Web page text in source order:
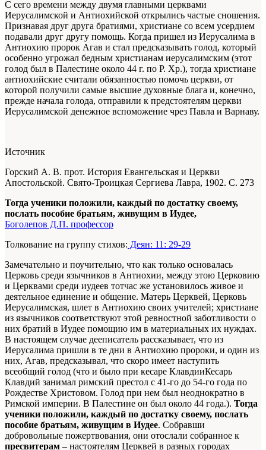
С сего времени между двумя главными церквами
Иерусалимской и Антиохийской открылись частые сношения.
Признавая друг друга братиями, христиане со всем усердием
подавали друг другу помощь. Когда пришел из Иерусалима в
Антиохию пророк Агав и стал предсказывать голод, который
особенно угрожал бедным христианам иерусалимским (этот
голод был в Палестине около 44 г. по Р. Хр.), тогда христиане
антиохийские считали обязанностью помочь церкви, от
которой получили самые высшие духовные блага и, конечно,
прежде начала голода, отправили к предстоятелям церкви
Иерусалимской денежное вспоможение чрез Павла и Варнаву.
Источник
Горский А. В. прот. История Евангельская и Церкви
Апостольской. Свято-Троицкая Сергиева Лавра, 1902. С. 273
Тогда ученики положили, каждый по достатку своему,
послать пособие братьям, живущим в Иудее,
Боголепов Д.П. профессор
Толкование на группу стихов: Деян: 11: 29-29
Замечательно и поучительно, что как только основалась
Церковь среди язычников в Антиохии, между этою Церковию
и Церквами среди иудеев тотчас же установилось живое и
деятельное единение и общение. Матерь Церквей, Церковь
Иерусалимская, шлет в Антиохию своих учителей; христиане
из язычников соответствуют этой ревностной заботливости о
них братий в Иудее помощию им в материальных их нуждах.
В настоящем случае дееписатель рассказывает, что из
Иерусалима пришли в те дни в Антиохию пророки, и один из
них, Агав, предсказывал, что скоро имеет наступить
всеобщий голод (что и было при кесаре КлавдииКесарь
Клавдий занимал римский престол с 41-го до 54-го года по
Рождестве Христовом. Голод при нем был неоднократно в
Римской империи. В Палестине он был около 44 года.). Тогда
ученики положили, каждый по достатку своему, послать
пособие братьям, живущим в Иудее. Собравши
добровольные пожертвования, они отослали собранное к
пресвитерам – настоятелям Церквей в разных городах